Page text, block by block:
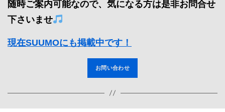
随時ご案内可能なので、気になる方は是非お問合せ
下さいませ
現在SUUMOにも掲載中です！
お問い合わせ